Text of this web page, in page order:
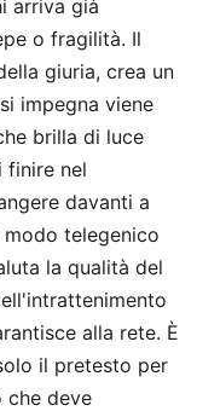
arriva già
o fragilità. Il
giuria, crea un
impegna viene
brilla di luce
finire nel
davanti a
telegenico
la qualità del
alla rete. È
il pretesto per
che deve